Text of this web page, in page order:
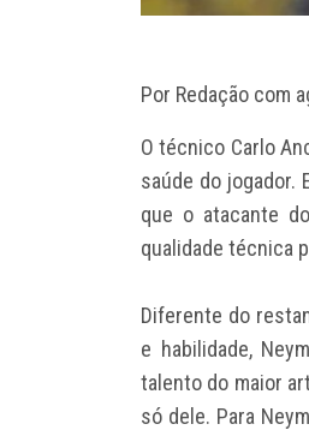
Por Redação com
O técnico Carlo
saúde do jogador.
que o atacante
qualidade técnica
Diferente do
e habilidade,
talento do maior
só dele. Para